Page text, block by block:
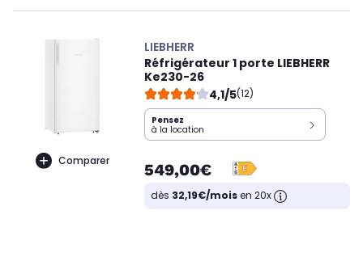
Comparer
LIEBHERR
Réfrigérateur 1 porte LIEBHERR
Ke230-26
4,1/5(12)
Pensez
à la location
549,00€
dès 32,19€/moisen 20x